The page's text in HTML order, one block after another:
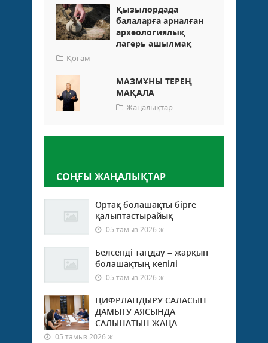
Қызылордада
балаларға арналған
археологиялық
лагерь ашылмақ
Қоғам
МАЗМҰНЫ ТЕРЕҢ
МАҚАЛА
Жаңалықтар
СОҢҒЫ ЖАҢАЛЫҚТАР
Ортақ болашақты бірге
қалыптастырайық
05 тамыз 2026 ж.
Белсенді таңдау – жарқын
болашақтың кепілі
05 тамыз 2026 ж.
ЦИФРЛАНДЫРУ САЛАСЫН
ДАМЫТУ АЯСЫНДА
САЛЫНАТЫН ЖАҢА
05 тамыз 2026 ж.